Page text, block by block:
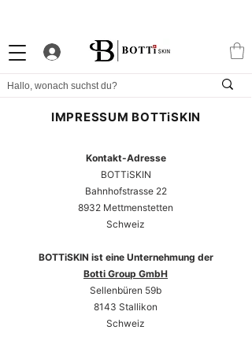
IMPRESSUM BOTTiSKIN
Kontakt-Adresse
BOTTiSKIN
Bahnhofstrasse 22
8932 Mettmenstetten
Schweiz
BOTTiSKIN ist eine Unternehmung der
Botti Group GmbH
Sellenbüren 59b
8143 Stallikon
Schweiz